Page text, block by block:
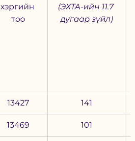
хэргийн
тоо
(ЭХТА-ийн 11.7
дугаар зүйл)
13427 141
13469 101